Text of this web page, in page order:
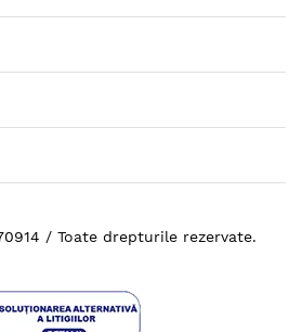
/ Toate drepturile rezervate.